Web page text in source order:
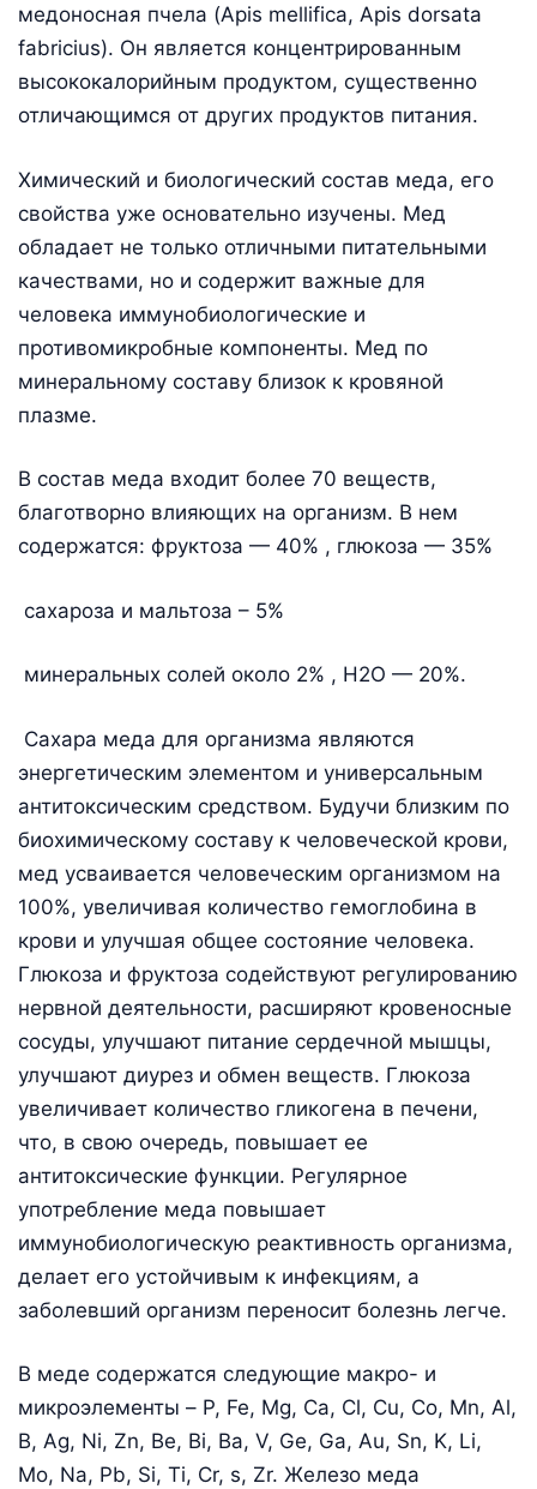
медоносная пчела (Apis mellifica, Apis dorsata
fabricius). Он является концентрированным
высококалорийным продуктом, существенно
отличающимся от других продуктов питания.
Химический и биологический состав меда, его
свойства уже основательно изучены. Мед
обладает не только отличными питательными
качествами, но и содержит важные для
человека иммунобиологические и
противомикробные компоненты. Мед по
минеральному составу близок к кровяной
плазме.
В cостав меда входит более 70 веществ,
благотворно влияющих на организм. В нем
содержатся: фруктоза — 40% , глюкоза — 35%
сахароза и мальтоза – 5%
минеральных солей около 2% , Н2О — 20%.
Сахара меда для организма являются
энергетическим элементом и универсальным
антитоксическим средством. Будучи близким по
биохимическому составу к человеческой крови,
мед усваивается человеческим организмом на
100%, увеличивая количество гемоглобина в
крови и улучшая общее состояние человека.
Глюкоза и фруктоза содействуют регулированию
нервной деятельности, расширяют кровеносные
сосуды, улучшают питание сердечной мышцы,
улучшают диурез и обмен веществ. Глюкоза
увеличивает количество гликогена в печени,
что, в свою очередь, повышает ее
антитоксические функции. Регулярное
употребление меда повышает
иммунобиологическую реактивность организма,
делает его устойчивым к инфекциям, а
заболевший организм переносит болезнь легче.
В меде содержатся следующие макро- и
микроэлементы – P, Fe, Mg, Ca, Cl, Cu, Co, Mn, Al,
B, Ag, Ni, Zn, Be, Bi, Ba, V, Ge, Ga, Au, Sn, K, Li,
Mo, Na, Pb, Si, Ti, Cr, s, Zr. Железо меда